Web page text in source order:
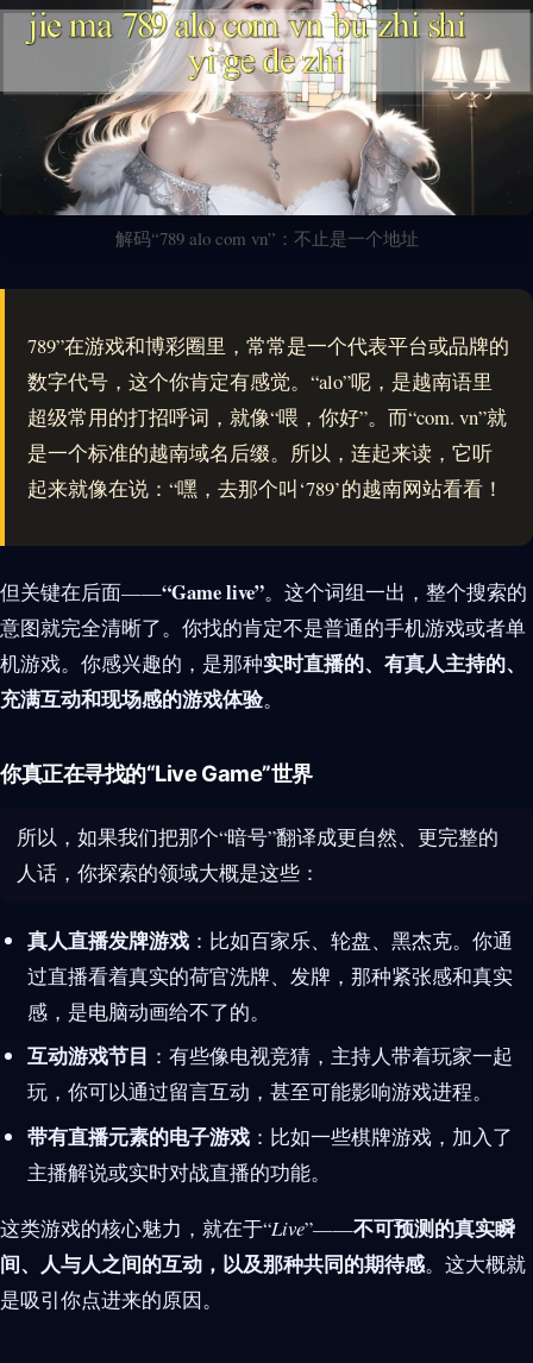
解码“789 alo com vn”：不止是一个地址
789”在游戏和博彩圈里，常常是一个代表平台或品牌的
数字代号，这个你肯定有感觉。“alo”呢，是越南语里
超级常用的打招呼词，就像“喂，你好”。而“com. vn”就
是一个标准的越南域名后缀。所以，连起来读，它听
起来就像在说：“嘿，去那个叫‘789’的越南网站看看！
但关键在后面——“Game live”。这个词组一出，整个搜索的
意图就完全清晰了。你找的肯定不是普通的手机游戏或者单
机游戏。你感兴趣的，是那种实时直播的、有真人主持的、
充满互动和现场感的游戏体验。
你真正在寻找的“Live Game”世界
所以，如果我们把那个“暗号”翻译成更自然、更完整的
人话，你探索的领域大概是这些：
真人直播发牌游戏 ：比如百家乐、轮盘、黑杰克。你通
过直播看着真实的荷官洗牌、发牌，那种紧张感和真实
感，是电脑动画给不了的。
互动游戏节目 ：有些像电视竞猜，主持人带着玩家一起
玩，你可以通过留言互动，甚至可能影响游戏进程。
带有直播元素的电子游戏 ：比如一些棋牌游戏，加入了
主播解说或实时对战直播的功能。
这类游戏的核心魅力，就在于“Live”——不可预测的真实瞬
间、人与人之间的互动，以及那种共同的期待感。这大概就
是吸引你点进来的原因。